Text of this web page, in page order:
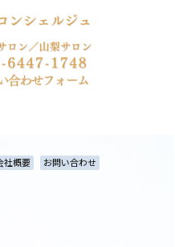
社概要 お問い合わせ